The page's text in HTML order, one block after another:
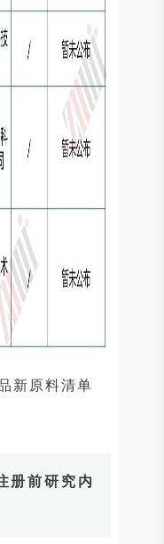
新原料清单
册前研究内